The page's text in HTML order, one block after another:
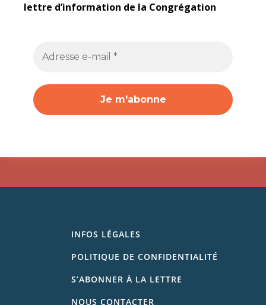
lettre d’information de la Congrégation
INFOS LÉGALES
POLITIQUE DE CONFIDENTIALITÉ
S’ABONNER À LA LETTRE
NOUS CONTACTER